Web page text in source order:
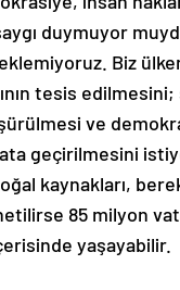
duymuyor
Biz
tesis
ve
geçirilmesini
kaynakları,
85 milyon
yaşayabilir.